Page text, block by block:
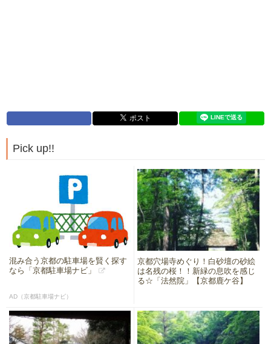
Pick up!!
混み合う京都の駐車場を賢く探す
なら「京都駐車場ナビ」
AD（京都駐車場ナビ）
京都穴場寺めぐり！白砂壇の砂絵
は名残の桜！！新緑の息吹を感じ
る☆「法然院」【京都鹿ケ谷】